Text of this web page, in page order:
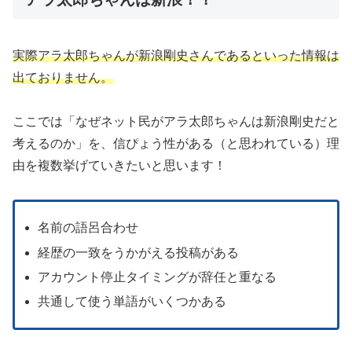
実際アラ太郎ちゃんが新浪剛史さんであるといった情報は
出ておりません。
ここでは「なぜネット民がアラ太郎ちゃんは新浪剛史だと
考えるのか」を、信ぴょう性がある（と思われている）理
由を複数挙げていきたいと思います！
名前の語呂合わせ
経歴の一致をうかがえる投稿がある
アカウント停止タイミングが辞任と重なる
共通して使う単語がいくつかある